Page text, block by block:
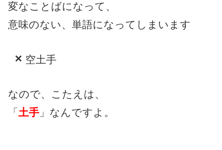
変なことばになって、
意味のない、単語になってしまいます
空土手
なので、こたえは、
「 土手 」なんですよ。